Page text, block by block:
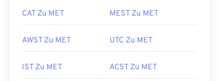
CAT Zu MET MEST Zu MET
AWST Zu MET UTC Zu MET
IST Zu MET ACST Zu MET